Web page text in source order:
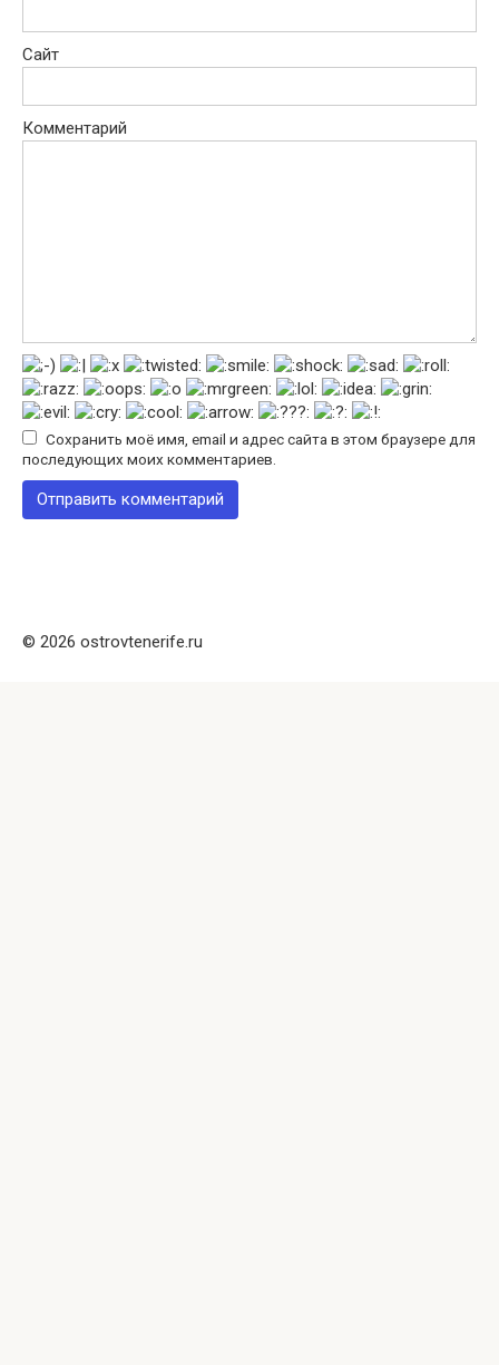
Сайт
Комментарий
Сохранить моё имя, email и адрес сайта в этом браузере для
последующих моих комментариев.
© 2026 ostrovtenerife.ru